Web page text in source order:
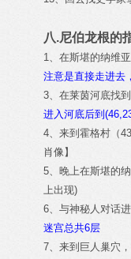
八.尼伯龙根的
1、在斯堪的纳维
注意是直接走进去
3、在莱茵河底找
进入河底后到
4、来到霍格村（
肖像】
5、晚上在斯堪的
上出现)
6、与神秘人对话
迷宫总共6层
7、来到巨人巢穴